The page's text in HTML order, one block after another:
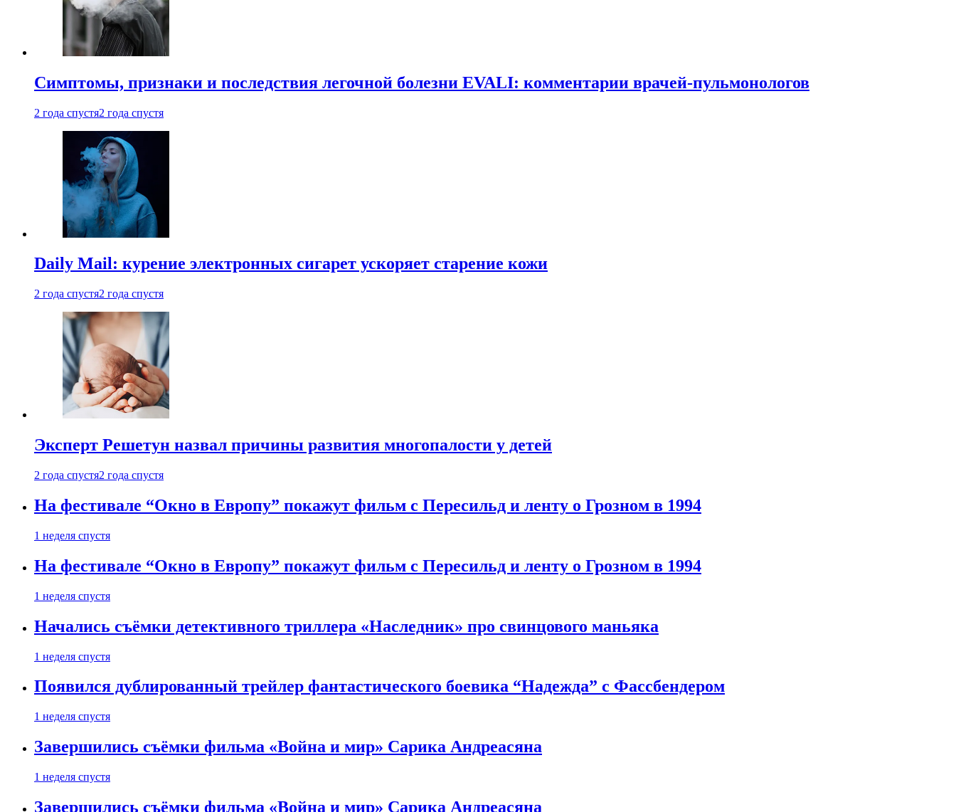
Симптомы, признаки и последствия легочной болезни EVALI: комментарии врачей-пульмонологов
2 года спустя2 года спустя
Daily Mail: курение электронных сигарет ускоряет старение кожи
2 года спустя2 года спустя
Эксперт Решетун назвал причины развития многопалости у детей
2 года спустя2 года спустя
На фестивале “Окно в Европу” покажут фильм с Пересильд и ленту о Грозном в 1994
1 неделя спустя
На фестивале “Окно в Европу” покажут фильм с Пересильд и ленту о Грозном в 1994
1 неделя спустя
Начались съёмки детективного триллера «Наследник» про свинцового маньяка
1 неделя спустя
Появился дублированный трейлер фантастического боевика “Надежда” с Фассбендером
1 неделя спустя
Завершились съёмки фильма «Война и мир» Сарика Андреасяна
1 неделя спустя
Завершились съёмки фильма «Война и мир» Сарика Андреасяна